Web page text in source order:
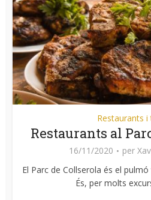
Restaurants i
Restaurants al
16/11/2020 per
El Parc de Collserola és el
És, per molts